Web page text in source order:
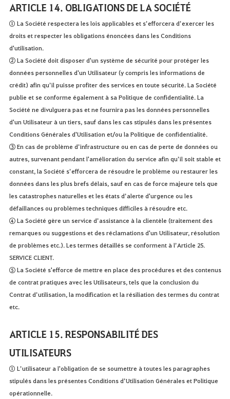
ARTICLE 14. OBLIGATIONS DE LA SOCIÉTÉ
① La Société respectera les lois applicables et s’efforcera d’exercer les
droits et respecter les obligations énoncées dans les Conditions
d'utilisation.
② La Société doit disposer d'un système de sécurité pour protéger les
données personnelles d'un Utilisateur (y compris les informations de
crédit) afin qu’il puisse profiter des services en toute sécurité. La Société
publie et se conforme également à sa Politique de confidentialité. La
Société ne divulguera pas et ne fournira pas les données personnelles
d'un Utilisateur à un tiers, sauf dans les cas stipulés dans les présentes
Conditions Générales d'Utilisation et/ou la Politique de confidentialité.
③ En cas de problème d’infrastructure ou en cas de perte de données ou
autres, survenant pendant l'amélioration du service afin qu’il soit stable et
constant, la Société s’efforcera de résoudre le problème ou restaurer les
données dans les plus brefs délais, sauf en cas de force majeure tels que
les catastrophes naturelles et les états d’alerte d'urgence ou les
défaillances ou problèmes techniques difficiles à résoudre etc.
④ La Société gère un service d’assistance à la clientèle (traitement des
remarques ou suggestions et des réclamations d'un Utilisateur, résolution
de problèmes etc.). Les termes détaillés se conforment à l’Article 25.
SERVICE CLIENT.
⑤ La Société s'efforce de mettre en place des procédures et des contenus
de contrat pratiques avec les Utilisateurs, tels que la conclusion du
Contrat d’utilisation, la modification et la résiliation des termes du contrat
etc.
ARTICLE 15. RESPONSABILITÉ DES
UTILISATEURS
① L’utilisateur a l'obligation de se soumettre à toutes les paragraphes
stipulés dans les présentes Conditions d’Utilisation Générales et Politique
opérationnelle.